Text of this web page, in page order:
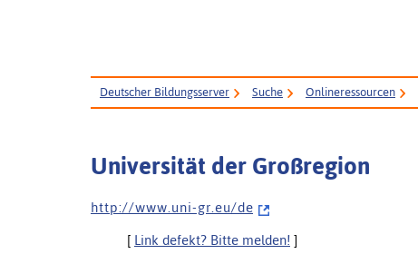
Deutscher Bildungsserver Suche Onlineressourcen
Universität der Großregion
h t t p : / / w w w . u n i - g r . e u / d e
[ Link defekt? Bitte melden! ]